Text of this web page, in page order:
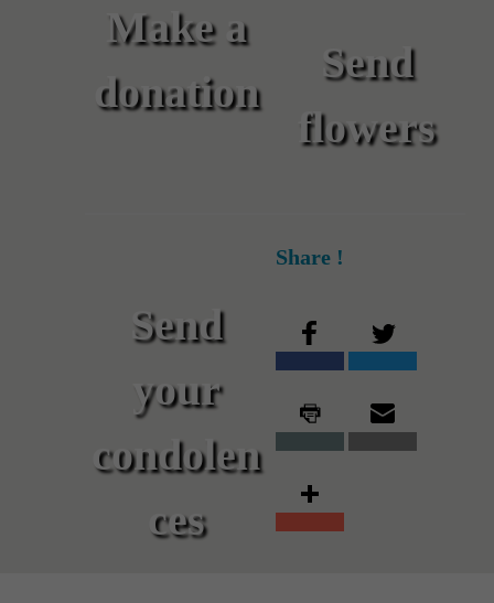
Make a
donation
Send
flowers
Send
your
condolen
ces
Share !